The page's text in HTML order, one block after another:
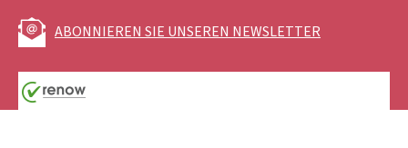
ABONNIEREN SIE UNSEREN NEWSLETTER